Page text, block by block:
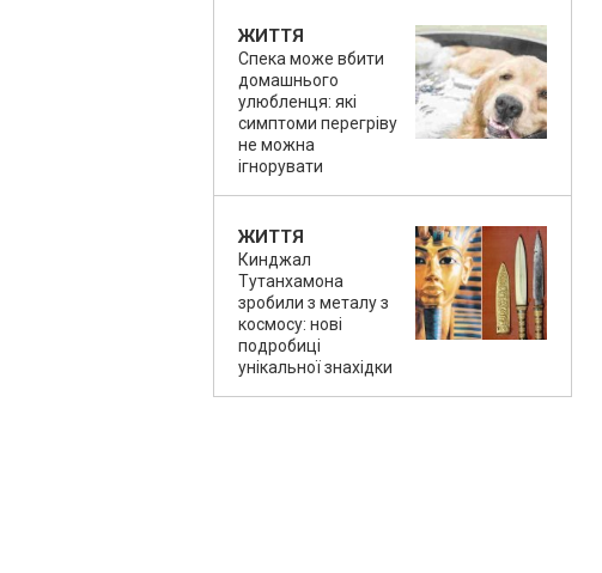
ЖИТТЯ
Спека може вбити
домашнього
улюбленця: які
симптоми перегріву
не можна
ігнорувати
ЖИТТЯ
Кинджал
Тутанхамона
зробили з металу з
космосу: нові
подробиці
унікальної знахідки